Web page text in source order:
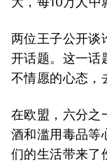
两位王子公开谈
开话题。这一话
不情愿的心态，
在欧盟，六分之
酒和滥用毒品等
们的生活带来了